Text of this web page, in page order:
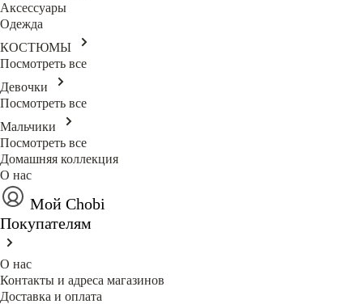
Аксессуары
Одежда
КОСТЮМЫ
Посмотреть все
Девочки
Посмотреть все
Мальчики
Посмотреть все
Домашняя коллекция
О нас
Мой Chobi
Покупателям
О нас
Контакты и адреса магазинов
Доставка и оплата